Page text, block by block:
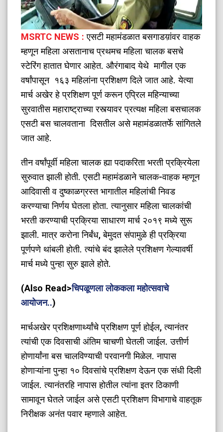
MSRTC NEWS : एसटी महामंडळात बसगाडय़ांवर वाहक
म्हणून महिला असतानाच प्रथमच महिला चालक बसचे
स्टेरिंग हातात घेणार आहेत. औरंगाबाद येथे मागील एक
वर्षांपासून १६३ महिलांना प्रशिक्षण दिले जात आहे. येत्या
मार्च अखेर हे प्रशिक्षण पूर्ण करून एप्रिल महिन्याच्या
सुरवातीस महाराष्ट्राच्या रस्त्यावर प्रत्यक्ष महिला बसचालक
एसटी बस चालवताना दिसतील असे महामंडळातर्फे सांगितले
जात आहे.
तीन वर्षांपूर्वी महिला चालक ह्या पदाकरिता भरती प्रक्रियेला
सुरुवात झाली होती. एसटी महामंडळाने चालक-वाहक म्हणून
आदिवासी व दुष्काळग्रस्त भागातील महिलांची निवड
करण्याचा निर्णय घेतला होता. त्यानुसार महिला चालकांची
भरती करण्याची प्रक्रिया साधारण मार्च २०१९ मध्ये सुरू
झाली. मात्र करोना निर्बंध, बेमुदत संपामुळे ही प्रक्रिया
पूर्णपणे थांबली होती. त्यांचे बंद झालेले प्रशिक्षण गेल्यावर्षी
मार्च मध्ये पुन्हा सुरु झाले होते.
(Also Read>चिपळूणला लोककला महोत्सवाचे
आयोजन..)
मार्चअखेर प्रशिक्षणार्थ्यांचे प्रशिक्षण पूर्ण होईल, त्यानंतर
त्यांची एक दिवसाची अंतिम चाचणी घेतली जाईल. उत्तीर्ण
होणार्यांना बस चालविण्याची परवानगी मिळेल. नापास
होणाऱ्यांना पुन्हा १० दिवसांचे प्रशिक्षण देऊन एक संधी दिली
जाईल. त्यानंतरहि नापास होतील त्यांना इतर ठिकाणी
सामावून घेतले जाईल असे एसटी प्रशिक्षण विभागाचे वाहतूक
निरीक्षक अनंत पवार म्हणाले आहेत.